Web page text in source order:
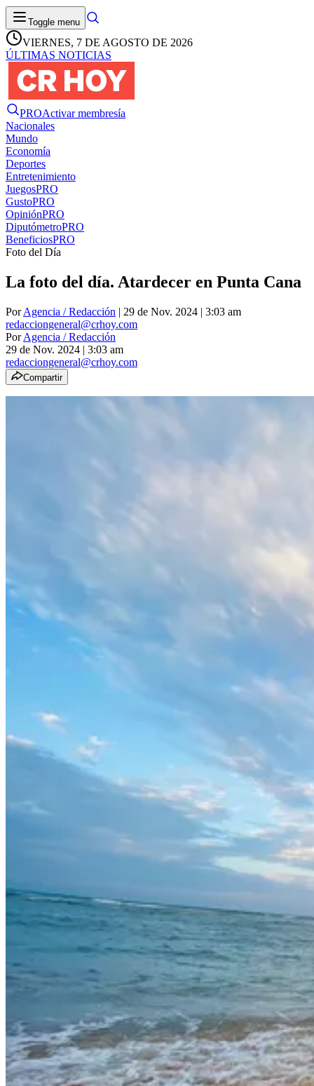
Toggle menu
VIERNES, 7 DE AGOSTO DE 2026
ÚLTIMAS NOTICIAS
PROActivar membresía
Nacionales
Mundo
Economía
Deportes
Entretenimiento
JuegosPRO
GustoPRO
OpiniónPRO
DiputómetroPRO
BeneficiosPRO
Foto del Día
La foto del día. Atardecer en Punta Cana
PorAgencia / Redacción | 29 de Nov. 2024 | 3:03 am
redacciongeneral@crhoy.com
PorAgencia / Redacción
29 de Nov. 2024 | 3:03 am
redacciongeneral@crhoy.com
Compartir